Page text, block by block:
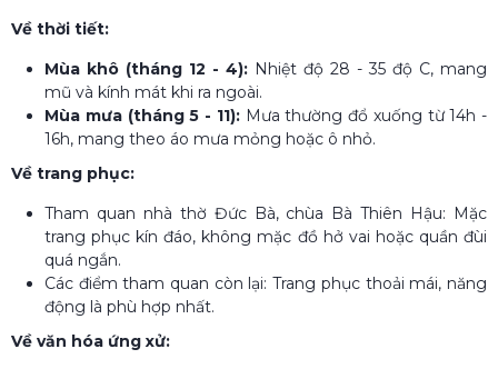
Về thời tiết:
Mùa khô (tháng 12 - 4): Nhiệt độ 28 - 35 độ C, mang
mũ và kính mát khi ra ngoài.
Mùa mưa (tháng 5 - 11):Mưa thường đổ xuống từ 14h -
16h, mang theo áo mưa mỏng hoặc ô nhỏ.
Về trang phục:
Tham quan nhà thờ Đức Bà, chùa Bà Thiên Hậu: Mặc
trang phục kín đáo, không mặc đồ hở vai hoặc quần đùi
quá ngắn.
Các điểm tham quan còn lại: Trang phục thoải mái, năng
động là phù hợp nhất.
Về văn hóa ứng xử: